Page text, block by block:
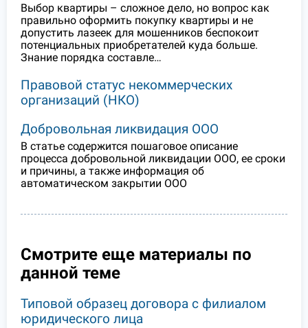
Выбор квартиры – сложное дело, но вопрос как
правильно оформить покупку квартиры и не
допустить лазеек для мошенников беспокоит
потенциальных приобретателей куда больше.
Знание порядка составле…
Правовой статус некоммерческих
организаций (НКО)
Добровольная ликвидация ООО
В статье содержится пошаговое описание
процесса добровольной ликвидации ООО, ее сроки
и причины, а также информация об
автоматическом закрытии ООО
Смотрите еще материалы по
данной теме
Типовой образец договора с филиалом
юридического лица